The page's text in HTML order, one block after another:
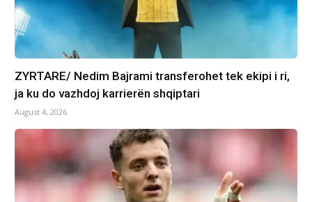
ZYRTARE/ Nedim Bajrami transferohet tek ekipi i ri,
ja ku do vazhdoj karrierën shqiptari
August 4, 2026